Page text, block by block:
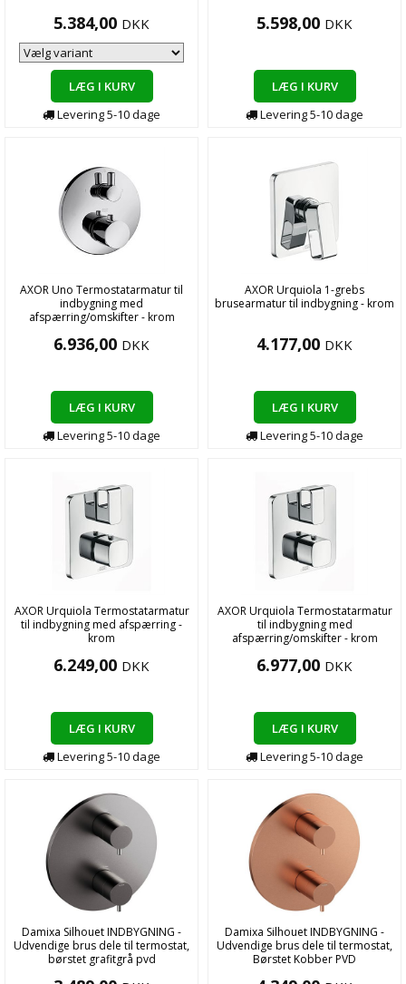
5.384,00 DKK
LÆG I KURV
Levering5-10dage
5.598,00 DKK
LÆG I KURV
Levering5-10dage
AXOR Uno Termostatarmatur til
indbygning med
afspærring/omskifter - krom
6.936,00 DKK
LÆG I KURV
Levering5-10dage
AXOR Urquiola 1-grebs
brusearmatur til indbygning - krom
4.177,00 DKK
LÆG I KURV
Levering5-10dage
AXOR Urquiola Termostatarmatur
til indbygning med afspærring -
krom
6.249,00 DKK
LÆG I KURV
Levering5-10dage
AXOR Urquiola Termostatarmatur
til indbygning med
afspærring/omskifter - krom
6.977,00 DKK
LÆG I KURV
Levering5-10dage
Damixa Silhouet INDBYGNING -
Udvendige brus dele til termostat,
børstet grafitgrå pvd
Damixa Silhouet INDBYGNING -
Udvendige brus dele til termostat,
Børstet Kobber PVD